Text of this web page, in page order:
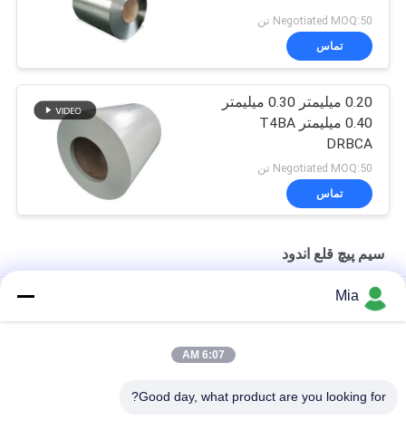
Negotiated MOQ:50 تن
تماس
0.20 میلیمتر 0.30 میلیمتر
0.40 میلیمتر T4BA
DRBCA
Negotiated MOQ:50 تن
تماس
سیم پیچ قلع اندود
کویل قلع‌پیچ الکترولیتی برای ظروف صنعتی و قوطی‌های غذا
سیم پیچ قلع 0.15 تا 0.50 میلی متر SPTE برای بسته بندی با سرعت بالا
Mia
6:07 AM
Good day, what product are you looking for?